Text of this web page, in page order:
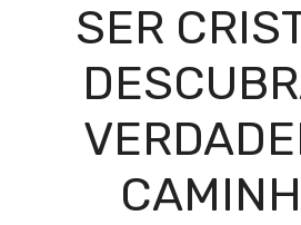
SER